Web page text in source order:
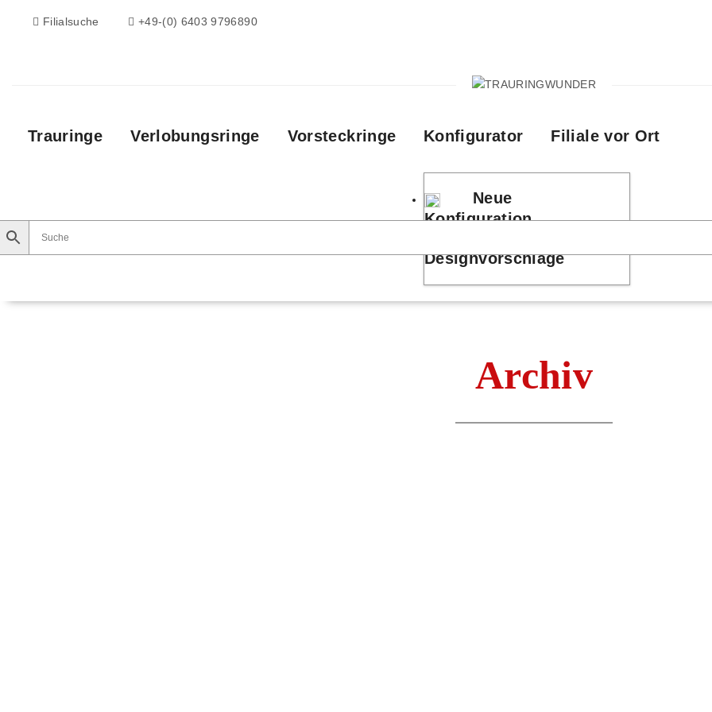
Filialsuche +49-(0) 6403 9796890
Trauringe Verlobungsringe Vorsteckringe Konfigurator
Neue
Konfiguration
Designvorschläge
Filiale vor Ort
Archiv